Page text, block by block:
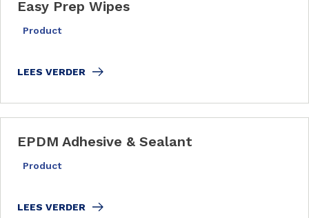
Easy Prep Wipes
Product
LEES VERDER
EPDM Adhesive & Sealant
Product
LEES VERDER